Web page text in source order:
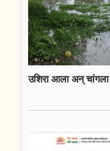
उशिरा आला अन्